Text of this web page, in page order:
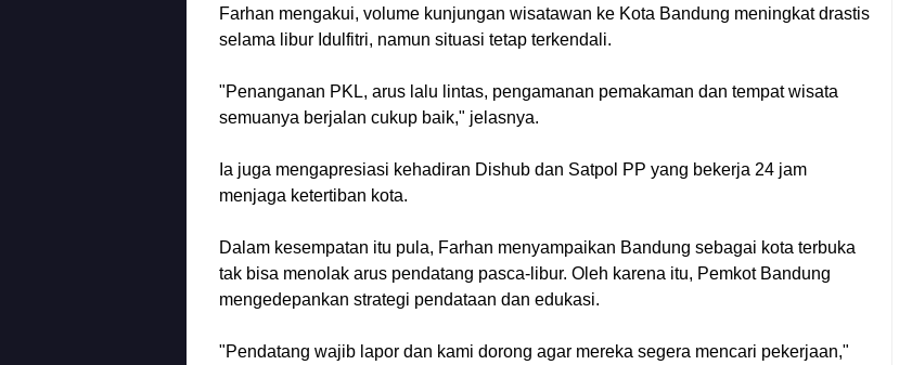
Farhan mengakui, volume kunjungan wisatawan ke Kota Bandung meningkat drastis
selama libur Idulfitri, namun situasi tetap terkendali.
"Penanganan PKL, arus lalu lintas, pengamanan pemakaman dan tempat wisata
semuanya berjalan cukup baik," jelasnya.
Ia juga mengapresiasi kehadiran Dishub dan Satpol PP yang bekerja 24 jam
menjaga ketertiban kota.
Dalam kesempatan itu pula, Farhan menyampaikan Bandung sebagai kota terbuka
tak bisa menolak arus pendatang pasca-libur. Oleh karena itu, Pemkot Bandung
mengedepankan strategi pendataan dan edukasi.
"Pendatang wajib lapor dan kami dorong agar mereka segera mencari pekerjaan,"